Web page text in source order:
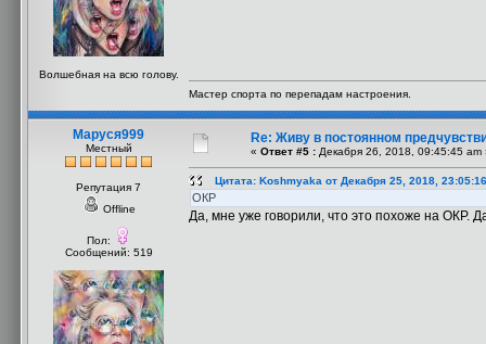
Волшебная на всю голову.
Мастер спорта по перепадам настроения.
Маруся999
Местный
Репутация 7
Offline
Пол:
Сообщений: 519
Re: Живу в постоянном
« Ответ #5 : Декабря 26, 2018, 09:45:45 am
Цитата: Koshmyaka от Декабря 25, 2018,
ОКР
Да, мне уже говорили, что это похоже на ОКР.